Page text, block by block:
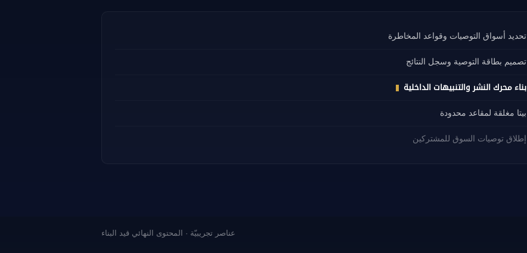
تحديد أسواق التوصيات وقواعد المخاطرة
تصميم بطاقة التوصية وسجل النتائج
بناء محرك النشر والتنبيهات الداخلية
بيتا مغلقة لمقاعد محدودة
إطلاق توصيات السوق للمشتركين
عناصر تجريبيّة · المحتوى النهائي قيد البناء